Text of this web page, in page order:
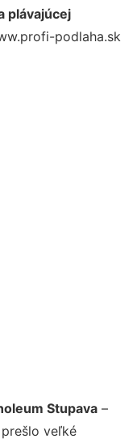
plávajúcej
podlaha.sk
Stupava –
veľké